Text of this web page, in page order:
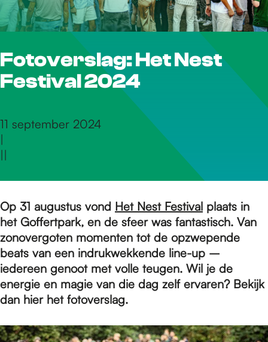
r
d
e
o
m
e
p
Fotoverslag: Het Nest
Festival 2024
11 september 2024
|
||
Op 31 augustus vond Het Nest Festival plaats in
het Goffertpark, en de sfeer was fantastisch. Van
zonovergoten momenten tot de opzwepende
beats van een indrukwekkende line-up –
iedereen genoot met volle teugen. Wil je de
energie en magie van die dag zelf ervaren? Bekijk
dan hier het fotoverslag.